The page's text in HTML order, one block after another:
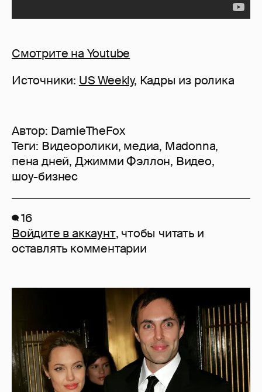
Смотрите на Youtube
Источники: US Weekly, Кадры из ролика
Автор: DamieTheFox
Теги: Видеоролики, медиа, Madonna,
пена дней, Джимми Фэллон, Видео,
шоу-бизнес
16
Войдите в аккаунт, чтобы читать и
оставлять комментарии